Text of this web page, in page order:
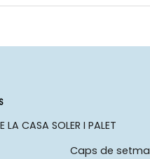
LA CASA SOLER I PALET
Caps de